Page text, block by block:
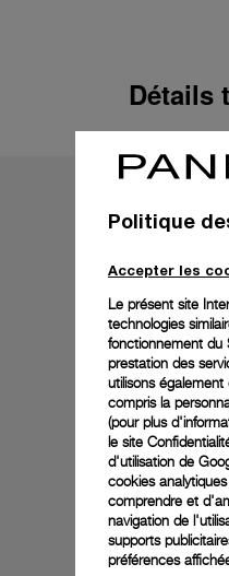
Détails
Politique
Accepter les
Le présent site
technologies
fonctionnement du
prestation des
utilisons
compris la
(pour plus
le site
d'utilisation de
cookies
comprendre et
navigation de
supports
préférences